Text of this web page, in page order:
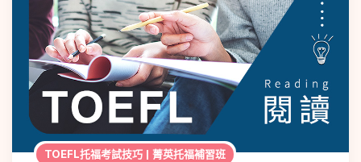
TOEFL托福考試技巧 | 菁英托福補習班